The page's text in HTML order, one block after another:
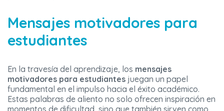
Mensajes motivadores para
estudiantes
En la travesía del aprendizaje, los mensajes
motivadores para estudiantes juegan un papel
fundamental en el impulso hacia el éxito académico.
Estas palabras de aliento no solo ofrecen inspiración en